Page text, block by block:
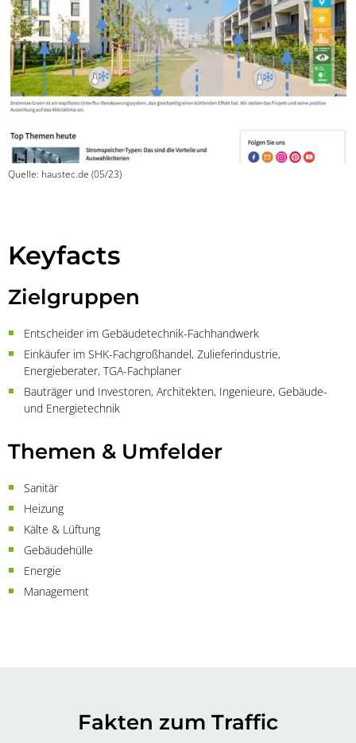
Quelle: haustec.de (05/23)
Keyfacts
Zielgruppen
Entscheider im Gebäudetechnik-Fachhandwerk
Einkäufer im SHK-Fachgroßhandel, Zulieferindustrie,
Energieberater, TGA-Fachplaner
Bauträger und Investoren, Architekten, Ingenieure, Gebäude-
und Energietechnik
Themen & Umfelder
Sanitär
Heizung
Kälte & Lüftung
Gebäudehülle
Energie
Management
Fakten zum Traffic